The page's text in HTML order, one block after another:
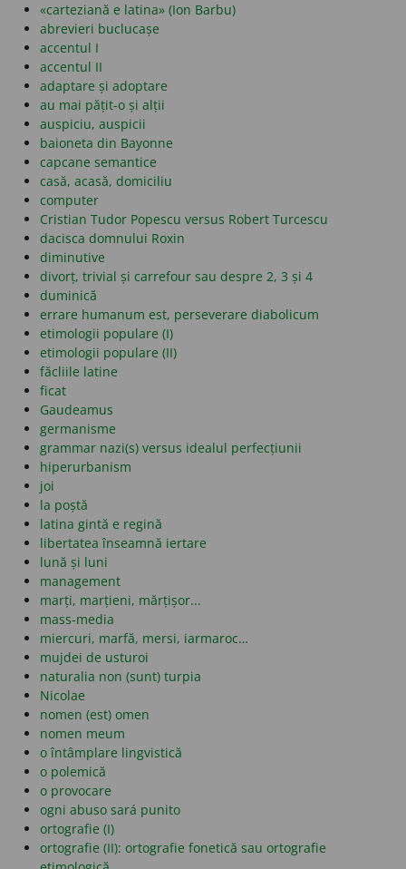
«carteziană e latina» (Ion Barbu)
abrevieri buclucașe
accentul I
accentul II
adaptare și adoptare
au mai pățit-o și alții
auspiciu, auspicii
baioneta din Bayonne
capcane semantice
casă, acasă, domiciliu
computer
Cristian Tudor Popescu versus Robert Turcescu
dacisca domnului Roxin
diminutive
divorț, trivial și carrefour sau despre 2, 3 și 4
duminică
errare humanum est, perseverare diabolicum
etimologii populare (I)
etimologii populare (II)
făcliile latine
ficat
Gaudeamus
germanisme
grammar nazi(s) versus idealul perfecțiunii
hiperurbanism
joi
la poștă
latina gintă e regină
libertatea înseamnă iertare
lună și luni
management
marți, marțieni, mărțișor...
mass-media
miercuri, marfă, mersi, iarmaroc…
mujdei de usturoi
naturalia non (sunt) turpia
Nicolae
nomen (est) omen
nomen meum
o întâmplare lingvistică
o polemică
o provocare
ogni abuso sará punito
ortografie (I)
ortografie (II): ortografie fonetică sau ortografie